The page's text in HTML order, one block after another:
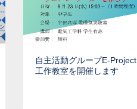
自主活動グループE-Project
工作教室を開催します